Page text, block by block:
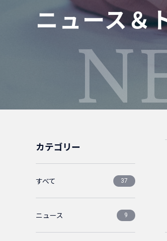
ニュース＆
カテゴリー
すべて 37
ニュース 9